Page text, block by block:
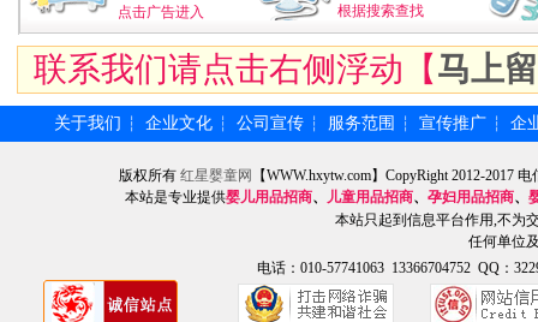
点击广告进入
根据搜索查找
联系我们请点击右侧浮动【马上
关于我们 ┆ 企业文化 ┆ 公司宣传 ┆ 服务范围 ┆ 宣传推广 ┆ 企
版权所有 红星婴童网
【WWW.hxytw.com】CopyRight 2012-2017
本站是专业提供婴儿用品招商、 儿童用品招商、 孕妇用品招商、
本站只起到信息平台作用,不为
任何单位
电话：010-57741063 13366704752 QQ：